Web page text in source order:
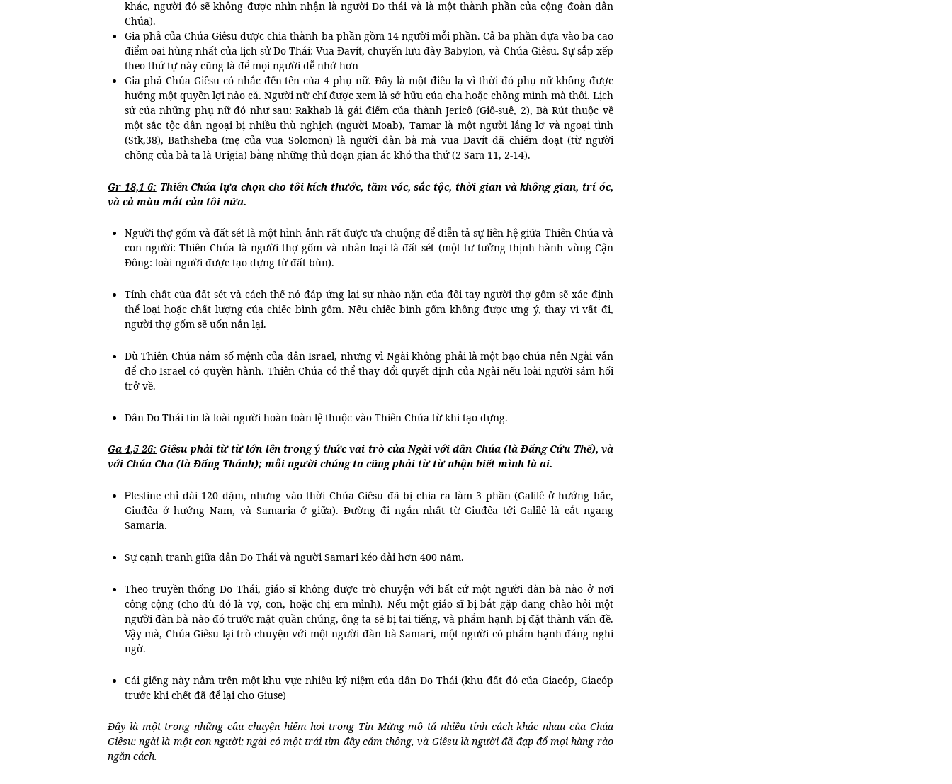
khác, người đó sẽ không được nhìn nhận là người Do thái và là một thành phần của cộng đoàn dân
Chúa).
Gia phả của Chúa Giêsu được chia thành ba phần gồm 14 người mỗi phần. Cả ba phần dựa vào ba cao
điểm oai hùng nhất của lịch sử Do Thái: Vua Đavít, chuyến lưu đày Babylon, và Chúa Giêsu. Sự sắp xếp
theo thứ tự này cũng là để mọi người dễ nhớ hơn
Gia phả Chúa Giêsu có nhắc đến tên của 4 phụ nữ. Đây là một điều lạ vì thời đó phụ nữ không được
hưởng một quyền lợi nào cả. Người nữ chỉ được xem là sở hữu của cha hoặc chồng mình mà thôi. Lịch
sử của những phụ nữ đó như sau: Rakhab là gái điếm của thành Jericô (Giô-suê, 2), Bà Rút thuộc về
một sắc tộc dân ngoại bị nhiều thù nghịch (người Moab), Tamar là một người lẳng lơ và ngoại tình
(Stk,38), Bathsheba (mẹ của vua Solomon) là người đàn bà mà vua Đavít đã chiếm đoạt (từ người
chồng của bà ta là Urigia) bằng những thủ đoạn gian ác khó tha thứ (2 Sam 11, 2-14).
Gr 18,1-6: Thiên Chúa lựa chọn cho tôi kích thước, tầm vóc, sắc tộc, thời gian và không gian, trí óc,
và cả màu mắt của tôi nữa.
Người thợ gốm và đất sét là một hình ảnh rất được ưa chuộng để diễn tả sự liên hệ giữa Thiên Chúa và
con người: Thiên Chúa là người thợ gốm và nhân loại là đất sét (một tư tưởng thịnh hành vùng Cận
Đông: loài người được tạo dựng từ đất bùn).
Tính chất của đất sét và cách thế nó đáp ứng lại sự nhào nặn của đôi tay người thợ gốm sẽ xác định
thể loại hoặc chất lượng của chiếc bình gốm. Nếu chiếc bình gốm không được ưng ý, thay vì vất đi,
người thợ gốm sẽ uốn nắn lại.
Dù Thiên Chúa nắm số mệnh của dân Israel, nhưng vì Ngài không phải là một bạo chúa nên Ngài vẫn
để cho Israel có quyền hành. Thiên Chúa có thể thay đổi quyết định của Ngài nếu loài người sám hối
trở về.
Dân Do Thái tin là loài người hoàn toàn lệ thuộc vào Thiên Chúa từ khi tạo dựng.
Ga 4,5-26: Giêsu phải từ từ lớn lên trong ý thức vai trò của Ngài với dân Chúa (là Đấng Cứu Thế), và
với Chúa Cha (là Đấng Thánh); mỗi người chúng ta cũng phải từ từ nhận biết mình là ai.
Plestine chỉ dài 120 dặm, nhưng vào thời Chúa Giêsu đã bị chia ra làm 3 phần (Galilê ở hướng bắc,
Giuđêa ở hướng Nam, và Samaria ở giữa). Đường đi ngắn nhất từ Giuđêa tới Galilê là cắt ngang
Samaria.
Sự cạnh tranh giữa dân Do Thái và người Samari kéo dài hơn 400 năm.
Theo truyền thống Do Thái, giáo sĩ không được trò chuyện với bất cứ một người đàn bà nào ở nơi
công cộng (cho dù đó là vợ, con, hoặc chị em mình). Nếu một giáo sĩ bị bắt gặp đang chào hỏi một
người đàn bà nào đó trước mặt quần chúng, ông ta sẽ bị tai tiếng, và phẩm hạnh bị đặt thành vấn đề.
Vậy mà, Chúa Giêsu lại trò chuyện với một người đàn bà Samari, một người có phẩm hạnh đáng nghi
ngờ.
Cái giếng này nằm trên một khu vực nhiều kỷ niệm của dân Do Thái (khu đất đó của Giacóp, Giacóp
trước khi chết đã để lại cho Giuse)
Đây là một trong những câu chuyện hiếm hoi trong Tin Mừng mô tả nhiều tính cách khác nhau của Chúa
Giêsu: ngài là một con người; ngài có một trái tim đầy cảm thông, và Giêsu là người đã đạp đổ mọi hàng rào
ngăn cách.